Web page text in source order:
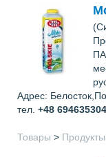
Адрес:
тел. +48 694635304
Товары >